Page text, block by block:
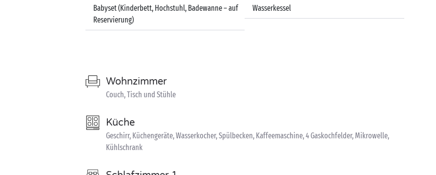
Babyset (Kinderbett, Hochstuhl, Badewanne – auf
Reservierung)
Wasserkessel
Wohnzimmer
Couch, Tisch und Stühle
Küche
Geschirr, Küchengeräte, Wasserkocher, Spülbecken, Kaffeemaschine, 4 Gaskochfelder, Mikrowelle,
Kühlschrank